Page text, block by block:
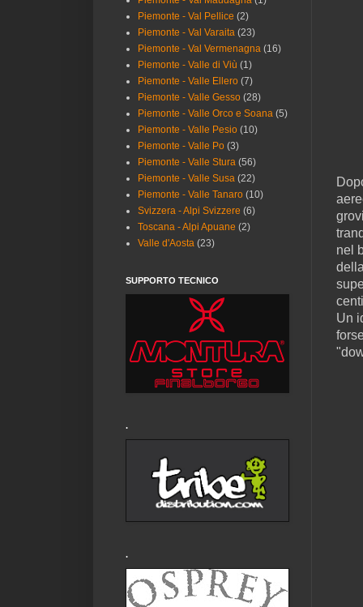
nel
Un
Piemonte - Val Pellice (2)
Piemonte - Val Varaita (23)
Piemonte - Val Vermenagna (16)
Piemonte - Valle di Viù (1)
Piemonte - Valle Ellero (7)
Piemonte - Valle Gesso (28)
Piemonte - Valle Orco e Soana (5)
Piemonte - Valle Pesio (10)
Piemonte - Valle Po (3)
Piemonte - Valle Stura (56)
Piemonte - Valle Susa (22)
Piemonte - Valle Tanaro (10)
Svizzera - Alpi Svizzere (6)
Toscana - Alpi Apuane (2)
Valle d'Aosta (23)
SUPPORTO TECNICO
.
.